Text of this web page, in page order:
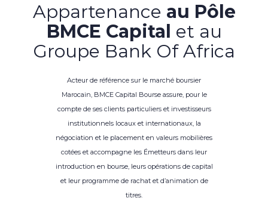
Appartenance au Pôle
BMCE Capital et au
Groupe Bank Of Africa
Acteur de référence sur le marché boursier
Marocain, BMCE Capital Bourse assure, pour le
compte de ses clients particuliers et investisseurs
institutionnels locaux et internationaux, la
négociation et le placement en valeurs mobilières
cotées et accompagne les Émetteurs dans leur
introduction en bourse, leurs opérations de capital
et leur programme de rachat et d’animation de
titres.